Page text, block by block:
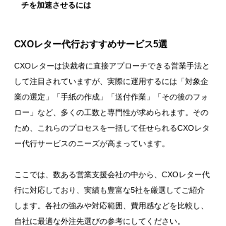
チを加速させるには
CXOレター代行おすすめサービス5選
CXOレターは決裁者に直接アプローチできる営業手法と
して注目されていますが、実際に運用するには「対象企
業の選定」「手紙の作成」「送付作業」「その後のフォ
ロー」など、多くの工数と専門性が求められます。その
ため、これらのプロセスを一括して任せられるCXOレタ
ー代行サービスのニーズが高まっています。
ここでは、数ある営業支援会社の中から、CXOレター代
行に対応しており、実績も豊富な5社を厳選してご紹介
します。各社の強みや対応範囲、費用感などを比較し、
自社に最適な外注先選びの参考にしてください。